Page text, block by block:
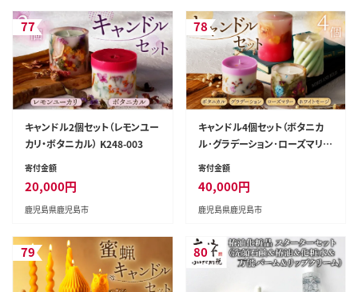
77
キャンドル2個セット（レモンユー
カリ・ボタニカル） K248-003
寄付金額
20,000円
鹿児島県鹿児島市
78
キャンドル4個セット（ボタニカ
ル･グラデーション･ローズマリ
ー･ホワイトセージ） K248-004
寄付金額
40,000円
鹿児島県鹿児島市
79 80